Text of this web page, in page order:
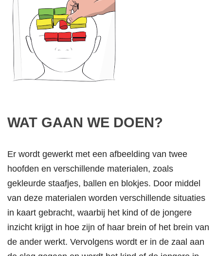
WAT GAAN WE DOEN?
Er wordt gewerkt met een afbeelding van twee
hoofden en verschillende materialen, zoals
gekleurde staafjes, ballen en blokjes. Door middel
van deze materialen worden verschillende situaties
in kaart gebracht, waarbij het kind of de jongere
inzicht krijgt in hoe zijn of haar brein of het brein van
de ander werkt. Vervolgens wordt er in de zaal aan